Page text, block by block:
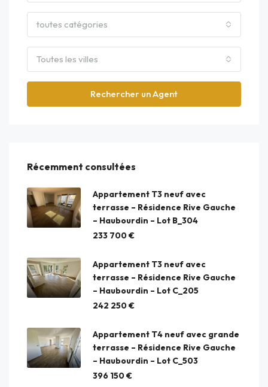
toutes catégories
Toutes les villes
Rechercher un Agent
Récemment consultées
Appartement T3 neuf avec
terrasse – Résidence Rive Gauche
– Haubourdin – Lot B_304
233 700 €
Appartement T3 neuf avec
terrasse – Résidence Rive Gauche
– Haubourdin – Lot C_205
242 250 €
Appartement T4 neuf avec grande
terrasse – Résidence Rive Gauche
– Haubourdin – Lot C_503
396 150 €